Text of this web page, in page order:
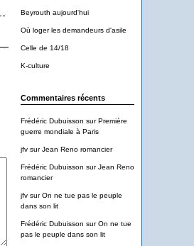
Beyrouth aujourd'hui
Où loger les demandeurs d'asile
Celle de 14/18
K-culture
Commentaires récents
Frédéric Dubuisson surPremière
guerre mondiale à Paris
jfvsurJean Reno romancier
Frédéric Dubuisson surJean Reno
romancier
jfvsurOn ne tue pas le peuple
dans son lit
Frédéric Dubuisson surOn ne tue
pas le peuple dans son lit